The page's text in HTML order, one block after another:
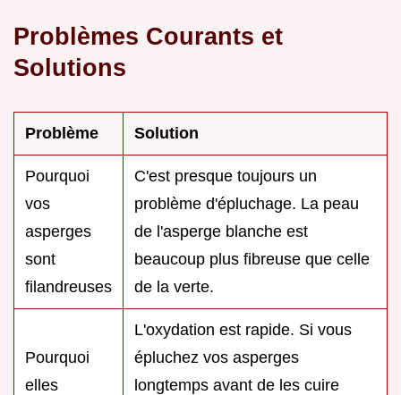
Problèmes Courants et
Solutions
Problème Solution
Pourquoi
vos
asperges
sont
filandreuses
C'est presque toujours un
problème d'épluchage. La peau
de l'asperge blanche est
beaucoup plus fibreuse que celle
de la verte.
Pourquoi
elles
L'oxydation est rapide. Si vous
épluchez vos asperges
longtemps avant de les cuire